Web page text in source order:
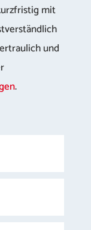
mit
und
.